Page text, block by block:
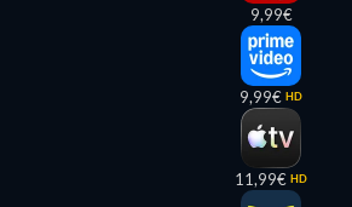
9,99€
9,99€ HD
11,99€ HD